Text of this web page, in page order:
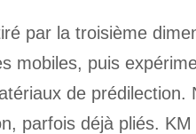
par la troisième
puis
de
parfois déjà pliés.